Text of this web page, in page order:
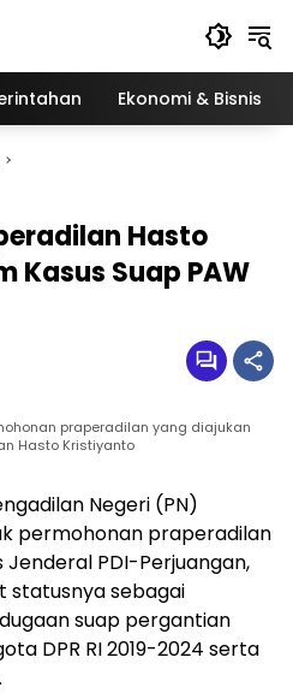
Ekonomi & Bisnis
Hasto
Kasus Suap PAW
praperadilan yang diajukan
Hasto Kristiyanto
Negeri (PN)
permohonan praperadilan
PDI-Perjuangan,
statusnya sebagai
suap pergantian
DPR RI 2019-2024 serta